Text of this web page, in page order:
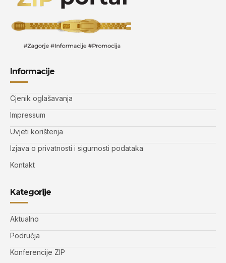
Informacije
Cjenik oglašavanja
Impressum
Uvjeti korištenja
Izjava o privatnosti i sigurnosti podataka
Kontakt
Kategorije
Aktualno
Područja
Konferencije ZIP